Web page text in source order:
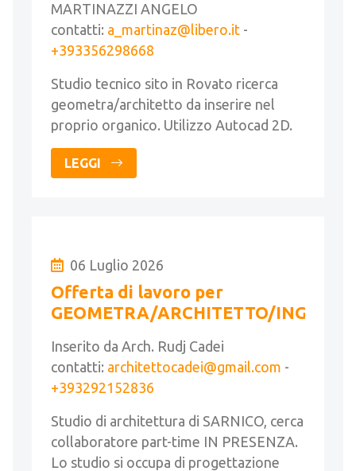
MARTINAZZI ANGELO
contatti: a_martinaz@libero.it -
+393356298668
Studio tecnico sito in Rovato ricerca
geometra/architetto da inserire nel
proprio organico. Utilizzo Autocad 2D.
LEGGI
06 Luglio 2026
Offerta di lavoro per
GEOMETRA/ARCHITETTO/
Inserito da Arch. Rudj Cadei
contatti: architettocadei@gmail.com -
+393292152836
Studio di architettura di SARNICO, cerca
collaboratore part-time IN PRESENZA.
Lo studio si occupa di progettazione